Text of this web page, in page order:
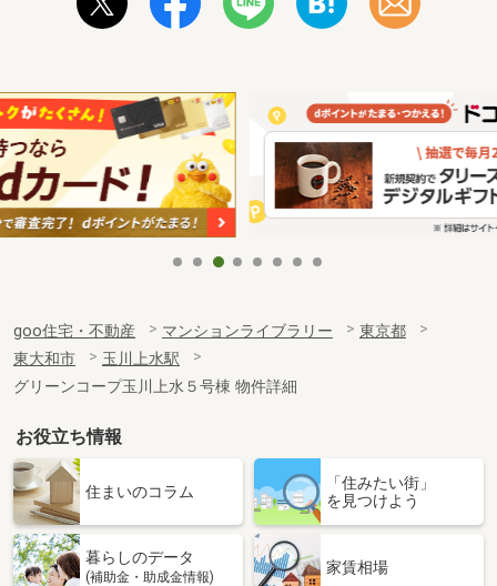
goo住宅・不動産 マンションライブラリー
東京都
東大和市
玉川上水駅
グリーンコープ玉川上水５号棟 物件詳細
お役立ち情報
住まいのコラム
「住みたい街」
を見つけよう
暮らしのデータ
(補助金・助成金情報)
家賃相場